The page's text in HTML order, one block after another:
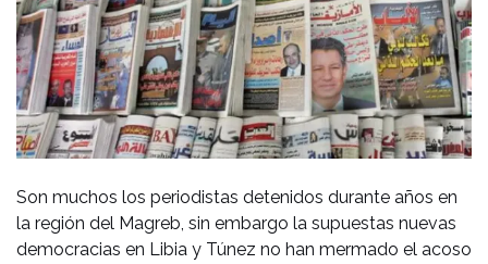
Son muchos los periodistas detenidos durante años en
la región del Magreb, sin embargo la supuestas nuevas
democracias en Libia y Túnez no han mermado el acoso